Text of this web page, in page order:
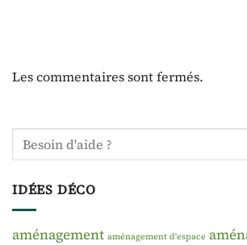
Les commentaires sont fermés.
IDÉES DÉCO
aménagement aménagement d'espace